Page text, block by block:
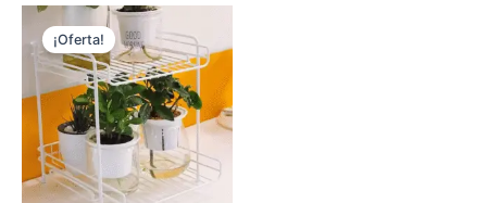
¡Oferta!
El
precio
original
era:
$23.990.
actual
es:
$20.990.